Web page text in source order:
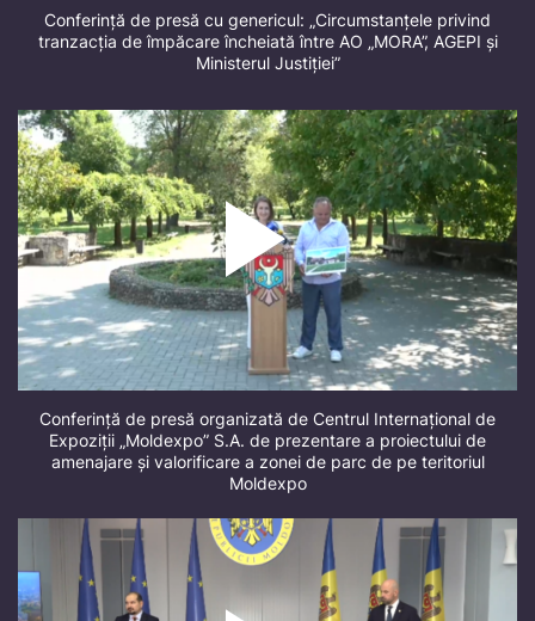
Conferință de presă cu genericul: „Circumstanțele privind
tranzacția de împăcare încheiată între AO „MORA”, AGEPI și
Ministerul Justiției”
Conferință de presă organizată de Centrul Internațional de
Expoziții „Moldexpo” S.A. de prezentare a proiectului de
amenajare și valorificare a zonei de parc de pe teritoriul
Moldexpo